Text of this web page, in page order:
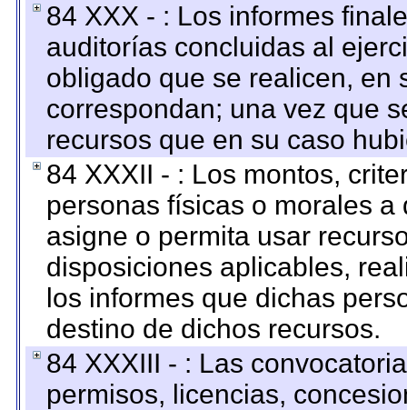
84 XXX - : Los informes
auditorías concluidas al
obligado que se realicen, en
correspondan; una vez que
recursos que en su caso
84 XXXII - : Los montos,
personas físicas o morales
asigne o permita usar
disposiciones aplicables,
los informes que dichas
destino de dichos recursos.
84 XXXIII - : Las
permisos, licencias,